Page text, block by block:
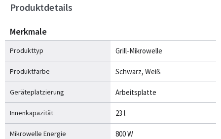
Produktdetails
Merkmale
Produkttyp Grill-Mikrowelle
Produktfarbe Schwarz, Weiß
Geräteplatzierung Arbeitsplatte
Innenkapazität 23 l
Mikrowelle Energie 800 W